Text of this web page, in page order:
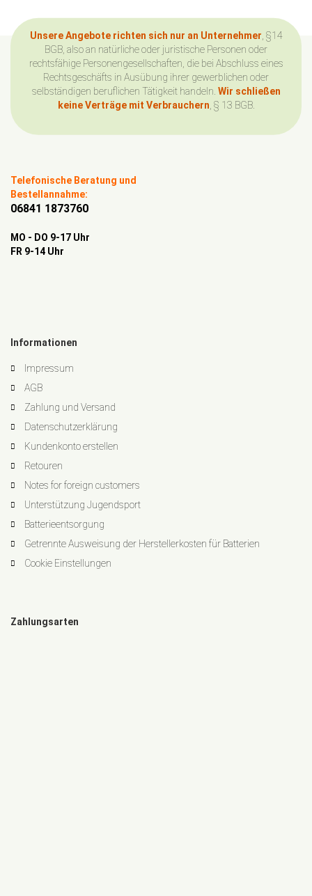
Unsere Angebote richten sich nur an Unternehmer , §14
BGB, also an natürliche oder juristische Personen oder
rechtsfähige Personengesellschaften, die bei Abschluss eines
Rechtsgeschäfts in Ausübung ihrer gewerblichen oder
selbständigen beruflichen Tätigkeit handeln. Wir schließen
keine Verträge mit Verbrauchern , § 13 BGB.
Telefonische Beratung und
Bestellannahme:
06841 1873760
MO - DO 9-17 Uhr
FR 9-14 Uhr
Informationen
Impressum
AGB
Zahlung und Versand
Datenschutzerklärung
Kundenkonto erstellen
Retouren
Notes for foreign customers
Unterstützung Jugendsport
Batterieentsorgung
Getrennte Ausweisung der Herstellerkosten für Batterien
Cookie Einstellungen
Zahlungsarten